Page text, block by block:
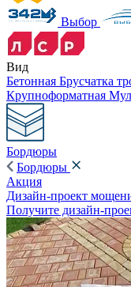
Выбор
Вид
Бетонная Брусчатка
Крупноформатная
Бордюры
Бордюры
Акция
Дизайн-проект
Получите дизайн-